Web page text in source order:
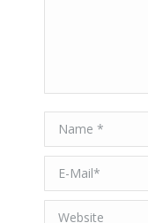
Name *
E-Mail *
Website